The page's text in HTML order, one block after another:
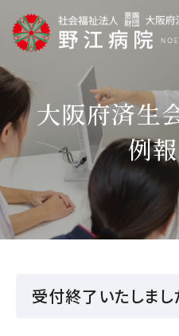
大阪府済生
例
受付終了いたしまし